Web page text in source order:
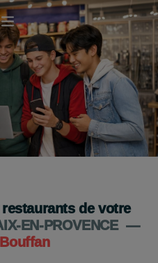
de votre
EN-PROVENCE —